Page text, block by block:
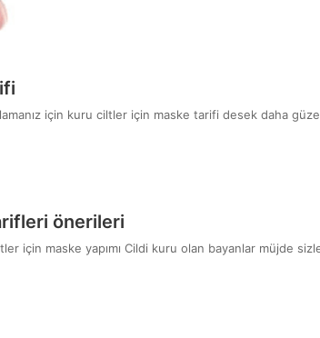
için kuru ciltler için maske tarifi desek daha
önerileri
için maske yapımı Cildi kuru olan bayanlar müjde